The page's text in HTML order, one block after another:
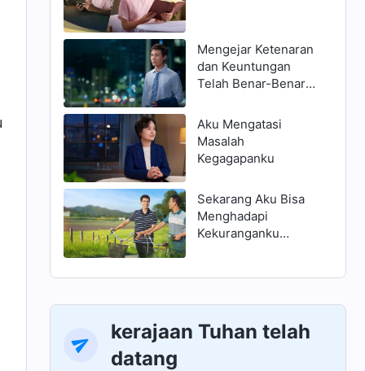
Mengejar Ketenaran
dan Keuntungan
Telah Benar-Benar
Aku Mengatasi
Masalah
Kegagapanku
Sekarang Aku Bisa
Menghadapi
Kekuranganku
kerajaan Tuhan telah
datang